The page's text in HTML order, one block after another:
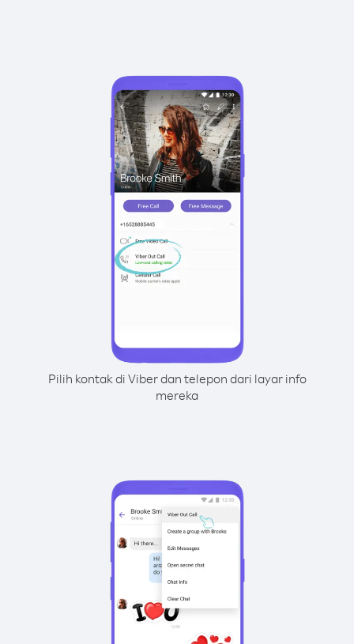
Pilih kontak di Viber dan telepon dari layar info
mereka